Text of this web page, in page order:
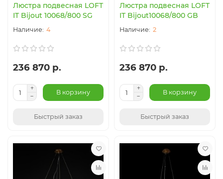
Люстра подвесная LOFT
IT Bijout 10068/800 SG
4
236 870 р.
В корзину
Быстрый заказ
Люстра подвесная LOFT
IT Bijout10068/800 GB
2
236 870 р.
В корзину
Быстрый заказ